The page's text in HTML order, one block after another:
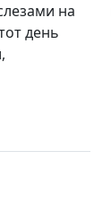
на
день